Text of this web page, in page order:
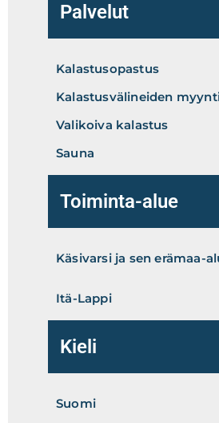
Palvelut
Kalastusopastus
Kalastusvälineiden
Valikoiva kalastus
Sauna
Toiminta-alue
Käsivarsi ja sen erämaa-
Itä-Lappi
Kieli
Suomi